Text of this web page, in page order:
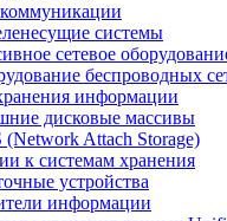
системы
сетевое
беспроводных
информации
дисковые массивы
(Network Attach Storage)
к системам хранения
устройства
информации